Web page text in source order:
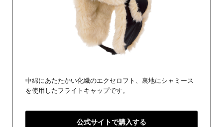
中綿にあたたかい化繊のエクセロフト、裏地にシャミース
を使用したフライトキャップです。
公式サイトで購入する